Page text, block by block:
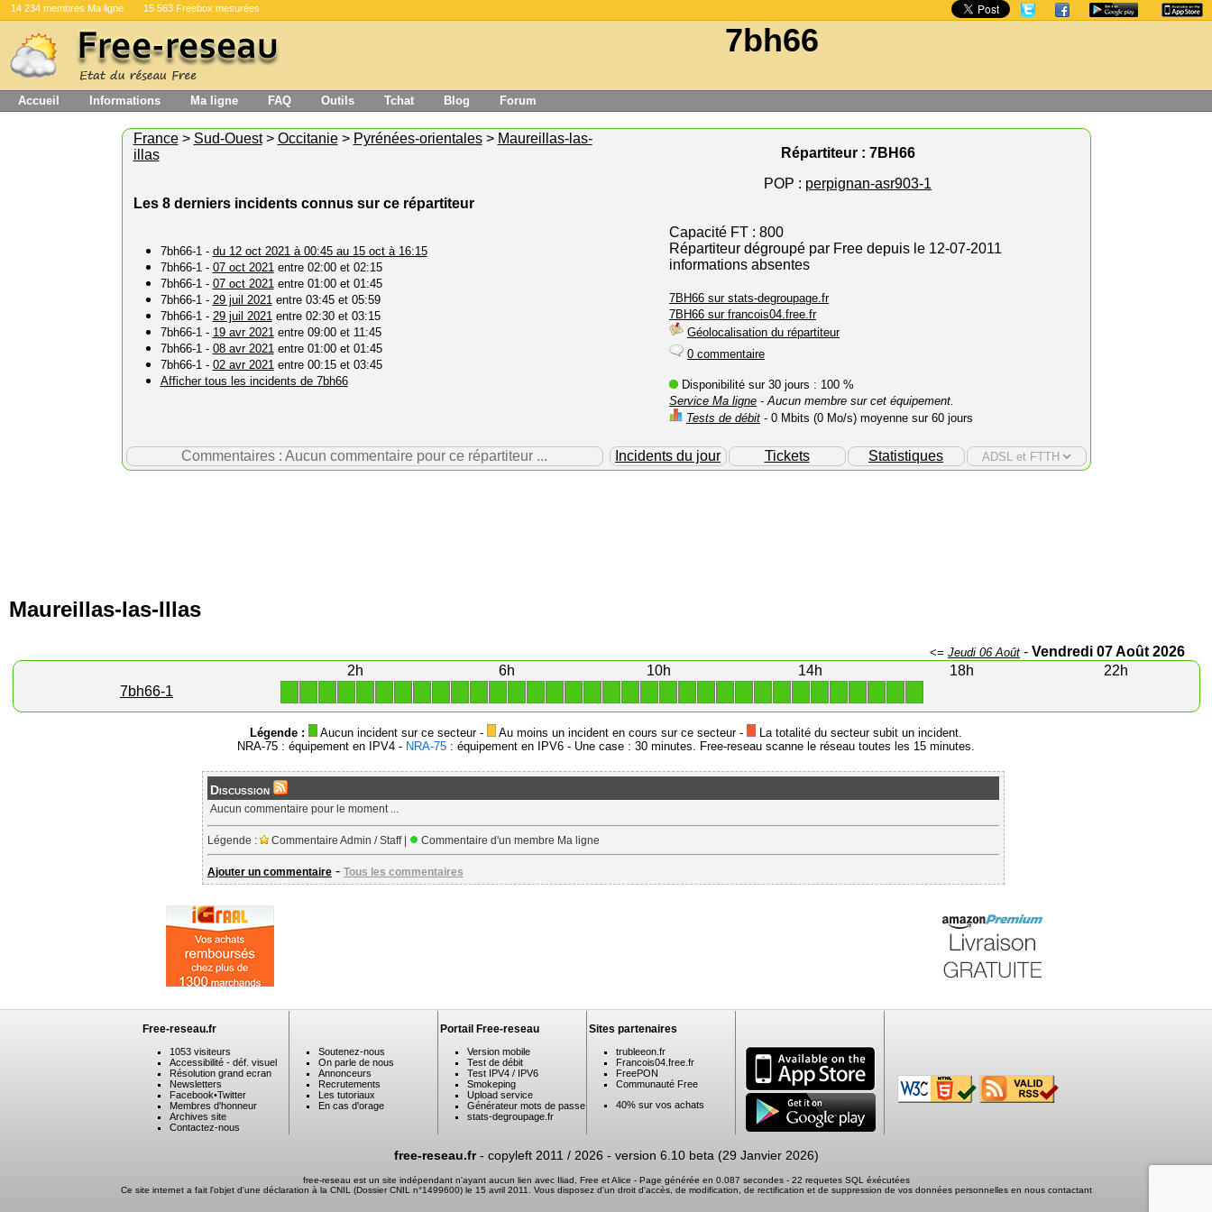
14 234 membres Ma ligne 15 563 Freebox mesurées
7bh66
Accueil Informations Ma ligne FAQ Outils Tchat Blog Forum
France> Sud-Ouest> Occitanie> Pyrénées-orientales> Maureillas-las-
illas
Les 8 derniers incidents connus sur ce répartiteur
7bh66-1 - du 12 oct 2021 à 00:45 au 15 oct à 16:15
7bh66-1 - 07 oct 2021entre 02:00 et 02:15
7bh66-1 - 07 oct 2021entre 01:00 et 01:45
7bh66-1 - 29 juil 2021entre 03:45 et 05:59
7bh66-1 - 29 juil 2021entre 02:30 et 03:15
7bh66-1 - 19 avr 2021entre 09:00 et 11:45
7bh66-1 - 08 avr 2021entre 01:00 et 01:45
7bh66-1 - 02 avr 2021entre 00:15 et 03:45
Afficher tous les incidents de 7bh66
Répartiteur : 7BH66
POP : perpignan-asr903-1
Capacité FT : 800
Répartiteur dégroupé par Free depuis le 12-07-2011
informations absentes
7BH66 sur stats-degroupage.fr
7BH66 sur francois04.free.fr
Géolocalisation du répartiteur
0 commentaire
Disponibilité sur 30 jours : 100 %
Service Ma ligne - Aucun membre sur cet équipement.
Tests de débit - 0 Mbits (0 Mo/s) moyenne sur 60 jours
Commentaires : Aucun commentaire pour ce répartiteur ... Incidents du jour Tickets Statistiques
Maureillas-las-Illas
<= Jeudi 06 Août - Vendredi 07 Août 2026
2h
6h 10h 14h 18h
22h
7bh66-1
Légende : Aucun incident sur ce secteur - Au moins un incident en cours sur ce secteur -
La totalité du secteur subit un incident.
NRA-75 : équipement en IPV4 - NRA-75 : équipement en IPV6 - Une case : 30 minutes. Free-reseau scanne le réseau toutes les 15 minutes.
Discussion
Aucun commentaire pour le moment ...
Légende : Commentaire Admin / Staff | Commentaire d'un membre Ma ligne
Ajouter un commentaire - Tous les commentaires
Free-reseau.fr
1053 visiteurs
Accessibilité - déf. visuel
Résolution grand ecran
Newsletters
Facebook•Twitter
Membres d'honneur
Archives site
Contactez-nous
Soutenez-nous
On parle de nous
Annonceurs
Recrutements
Les tutoriaux
En cas d'orage
Portail Free-reseau
Version mobile
Test de débit
Test IPV4 / IPV6
Smokeping
Upload service
Générateur mots de passe
stats-degroupage.fr
Sites partenaires
trubleeon.fr
Francois04.free.fr
FreePON
Communauté Free
40% sur vos achats
free-reseau.fr- copyleft 2011 / 2026 - version 6.10 beta (29 Janvier 2026)
free-reseau est un site indépendant n'ayant aucun lien avec Iliad, Free et Alice - Page générée en 0.087 secondes - 22 requetes SQL éxécutées
Ce site internet a fait l'objet d'une déclaration à la CNIL (Dossier CNIL n°1499600) le 15 avril 2011. Vous disposez d'un droit d'accès, de modification, de rectification et de suppression de vos données personnelles en nous contactant